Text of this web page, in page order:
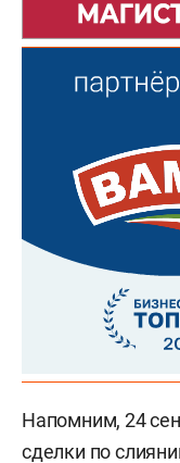
Напомним, 24
сделки по